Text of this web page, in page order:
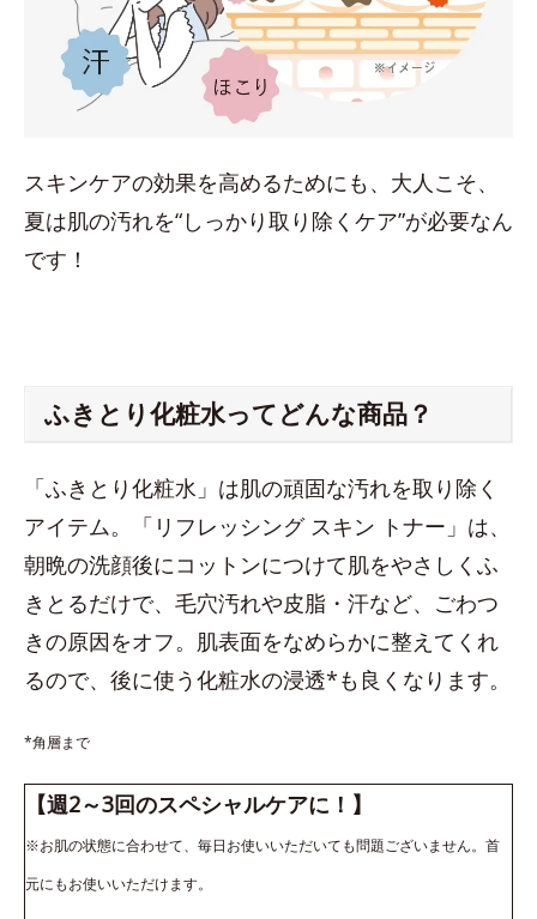
スキンケアの効果を高めるためにも、大人こそ、
夏は肌の汚れを“しっかり取り除くケア”が必要なん
です！
ふきとり化粧水ってどんな商品？
「ふきとり化粧水」は肌の頑固な汚れを取り除く
アイテム。「リフレッシング スキン トナー」は、
朝晩の洗顔後にコットンにつけて肌をやさしくふ
きとるだけで、毛穴汚れや皮脂・汗など、ごわつ
きの原因をオフ。肌表面をなめらかに整えてくれ
るので、後に使う化粧水の浸透*も良くなります。
*角層まで
【週2～3回のスペシャルケアに！】
※お肌の状態に合わせて、毎日お使いいただいても問題ございません。首
元にもお使いいただけます。